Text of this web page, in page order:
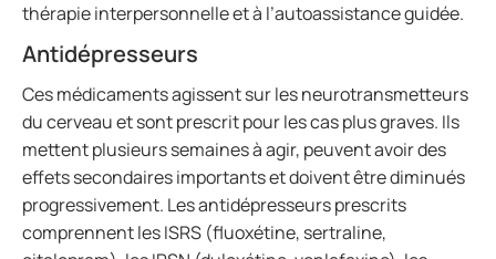
thérapie interpersonnelle et à l’autoassistance guidée.
Antidépresseurs
Ces médicaments agissent sur les neurotransmetteurs
du cerveau et sont prescrit pour les cas plus graves. Ils
mettent plusieurs semaines à agir, peuvent avoir des
effets secondaires importants et doivent être diminués
progressivement. Les antidépresseurs prescrits
comprennent les ISRS (fluoxétine, sertraline,